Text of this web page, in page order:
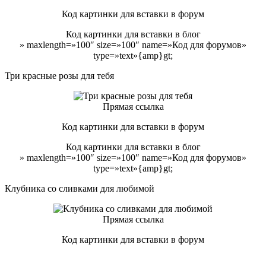
Код картинки для вставки в форум
Код картинки для вставки в блог
» maxlength=»100″ size=»100″ name=»Код для форумов»
type=»text»{amp}gt;
Три красные розы для тебя
Прямая ссылка
Код картинки для вставки в форум
Код картинки для вставки в блог
» maxlength=»100″ size=»100″ name=»Код для форумов»
type=»text»{amp}gt;
Клубника со сливками для любимой
Прямая ссылка
Код картинки для вставки в форум